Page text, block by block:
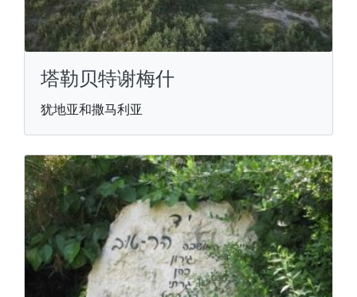
塔勒贝特谢梅什
犹地亚和撒马利亚